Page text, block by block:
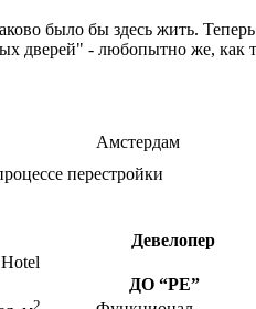
было бы здесь жить.
дверей" - любопытно же, как
Амстердам
перестройки
Девелопер
ДО “РЕ”
2